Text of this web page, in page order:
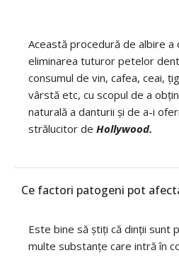
Această procedură de albire a
eliminarea tuturor petelor
consumul de vin, cafea, ceai,
vârstă etc, cu scopul de a
naturală a danturii și de a-i
strălucitor de Hollywood.
Ce factori patogeni pot
Este bine să știți că dinții sunt
multe substanțe care intră în